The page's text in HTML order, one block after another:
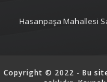
Hasanpaşa Mahallesi
Copyright © 2022 - Bu